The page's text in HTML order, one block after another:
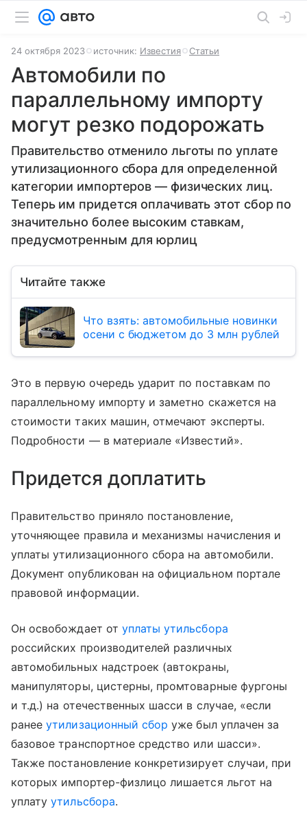
24 октября 2023 источник: Известия Статьи
Автомобили по
параллельному импорту
могут резко подорожать
Правительство отменило льготы по уплате
утилизационного сбора для определенной
категории импортеров — физических лиц.
Теперь им придется оплачивать этот сбор по
значительно более высоким ставкам,
предусмотренным для юрлиц
Читайте также
Что взять: автомобильные новинки
осени с бюджетом до 3 млн рублей
Это в первую очередь ударит по поставкам по
параллельному импорту и заметно скажется на
стоимости таких машин, отмечают эксперты.
Подробности — в материале «Известий».
Придется доплатить
Правительство приняло постановление,
уточняющее правила и механизмы начисления и
уплаты утилизационного сбора на автомобили.
Документ опубликован на официальном портале
правовой информации.
Он освобождает от уплаты утильсбора
российских производителей различных
автомобильных надстроек (автокраны,
манипуляторы, цистерны, промтоварные фургоны
и т.д.) на отечественных шасси в случае, «если
ранееутилизационный сбор уже был уплачен за
базовое транспортное средство или шасси».
Также постановление конкретизирует случаи, при
которых импортер-физлицо лишается льгот на
уплатуутильсбора.